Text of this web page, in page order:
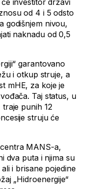
od 4 i 5 odsto
godišnjem nivou,
naknadu od 0,5
garantovano
i otkup struje, a
mHE, za koje je
Taj status, u
punih 12
struju će
MANS-a,
dva puta i njima su
i brisane pojedine
„Hidroenergije“